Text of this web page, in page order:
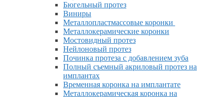
Бюгельный протез
Виниры
Металлопластмассовые коронки
Металлокерамические коронки
Мостовидный протез
Нейлоновый протез
Починка протеза с добавлением зуба
Полный съемный акриловый протез на
имплантах
Временная коронка на имплантате
Металлокерамическая коронка на